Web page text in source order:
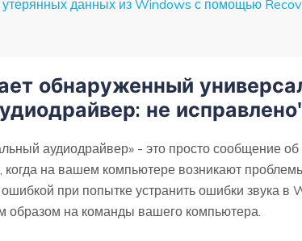
утерянных данных из Windows с помощью
обнаруженный
не
аудиодрайвер» - это просто сообщение об
на вашем компьютере возникают
при попытке устранить ошибки звука в
образом на команды вашего компьютера.